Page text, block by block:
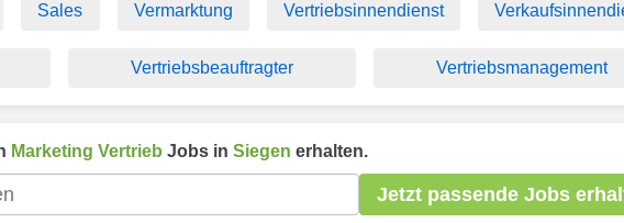
Sales Vermarktung Vertriebsinnendienst
Vertriebsbeauftragter Vertriebsmanagement
Marketing Vertrieb Jobs in Siegen erhalten.
Jetzt passende Jobs